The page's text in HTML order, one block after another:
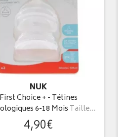
NUK
Choice + - Tétines
6-18 Mois Taille…
4,90€